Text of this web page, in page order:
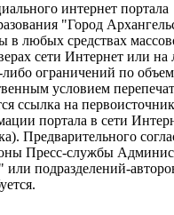
интернет портала
"Город
в любых средствах
сети Интернет или
либо ограничений по
условием
ссылка на
портала в сети
Предварительного
Пресс-службы
или подразделений-